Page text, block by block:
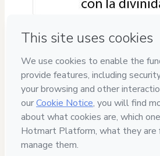
Your information is 100%
Safe purchase
Secure and authenticated